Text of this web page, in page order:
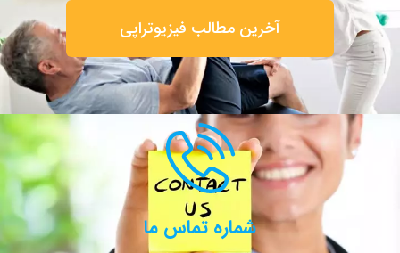
آخرین مطالب فیزیوتراپی
شماره تماس ما